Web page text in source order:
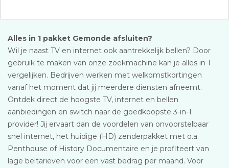
Alles in 1 pakket Gemonde afsluiten?
Wil je naast TV en internet ook aantrekkelijk bellen? Door
gebruik te maken van onze zoekmachine kan je alles in 1
vergelijken. Bedrijven werken met welkomstkortingen
vanaf het moment dat jij meerdere diensten afneemt.
Ontdek direct de hoogste TV, internet en bellen
aanbiedingen en switch naar de goedkoopste 3-in-1
provider! Jij ervaart dan de voordelen van onvoorstelbaar
snel internet, het huidige (HD) zenderpakket met o.a.
Penthouse of History Documentaire en je profiteert van
lage beltarieven voor een vast bedrag per maand. Voor